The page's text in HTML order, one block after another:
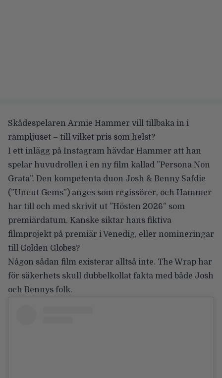
Skådespelaren Armie Hammer vill tillbaka in i
rampljuset – till vilket pris som helst?
I ett inlägg på Instagram hävdar Hammer att han
spelar huvudrollen i en ny film kallad ”Persona Non
Grata”. Den kompetenta duon Josh & Benny Safdie
(”Uncut Gems”) anges som regissörer, och Hammer
har till och med skrivit ut ”Hösten 2026” som
premiärdatum. Kanske siktar hans fiktiva
filmprojekt på premiär i Venedig, eller nomineringar
till Golden Globes?
Någon sådan film existerar alltså inte. The Wrap har
för säkerhets skull dubbelkollat fakta med både Josh
och Bennys folk.